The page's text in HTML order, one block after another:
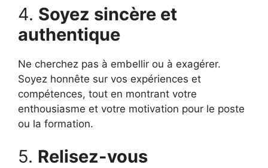
4. Soyez sincère et
authentique
Ne cherchez pas à embellir ou à exagérer.
Soyez honnête sur vos expériences et
compétences, tout en montrant votre
enthousiasme et votre motivation pour le poste
ou la formation.
5. Relisez-vous